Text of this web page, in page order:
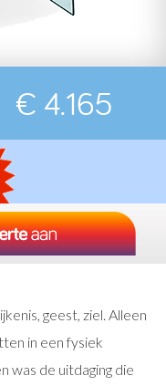
€ 4.165
geest, ziel. Alleen
in een fysiek
was de uitdaging die